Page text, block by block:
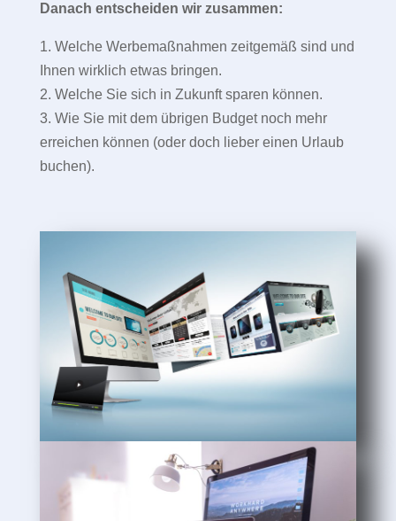
Danach entscheiden wir zusammen:
1. Welche Werbemaßnahmen zeitgemäß sind und
Ihnen wirklich etwas bringen.
2. Welche Sie sich in Zukunft sparen können.
3. Wie Sie mit dem übrigen Budget noch mehr
erreichen können (oder doch lieber einen Urlaub
buchen).